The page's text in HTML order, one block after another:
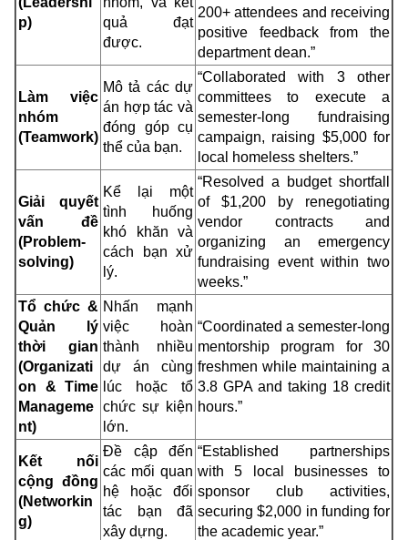
p)
quả đạt
được.
200+ attendees and receiving
positive feedback from the
department dean.”
Làm việc
nhóm
(Teamwork)
Mô tả các dự
án hợp tác và
đóng góp cụ
thể của bạn.
“Collaborated with 3 other
committees to execute a
semester-long fundraising
campaign, raising $5,000 for
local homeless shelters.”
Giải quyết
vấn đề
(Problem-
solving)
Kể lại một
tình huống
khó khăn và
cách bạn xử
lý.
“Resolved a budget shortfall
of $1,200 by renegotiating
vendor contracts and
organizing an emergency
fundraising event within two
weeks.”
Tổ chức &
Quản lý
thời gian
(Organizati
on & Time
Manageme
nt)
Nhấn mạnh
việc hoàn
thành nhiều
dự án cùng
lúc hoặc tổ
chức sự kiện
lớn.
“Coordinated a semester-long
mentorship program for 30
freshmen while maintaining a
3.8 GPA and taking 18 credit
hours.”
Kết nối
cộng đồng
(Networkin
g)
Đề cập đến
các mối quan
hệ hoặc đối
tác bạn đã
xây dựng.
“Established partnerships
with 5 local businesses to
sponsor club activities,
securing $2,000 in funding for
the academic year.”